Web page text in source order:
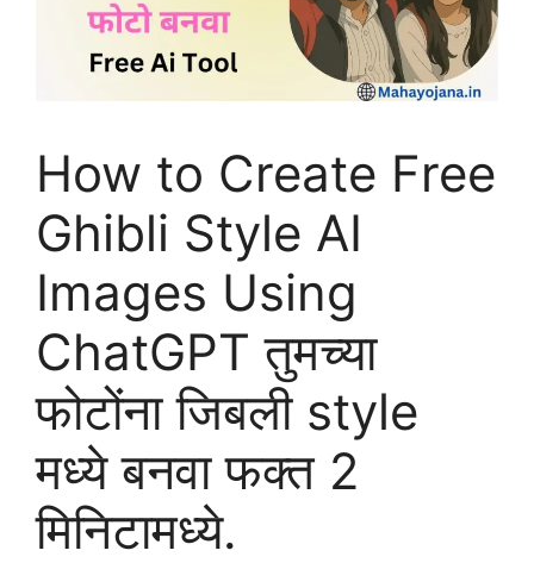
How to Create Free
Ghibli Style AI
Images Using
ChatGPT तुमच्या
फोटोंना जिबली style
मध्ये बनवा फक्त 2
मिनिटामध्ये.